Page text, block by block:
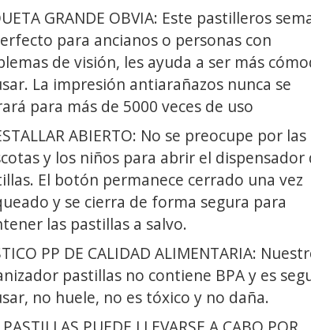
GRANDE OBVIA: Este pastilleros
para ancianos o personas con
de visión, les ayuda a ser más
La impresión antiarañazos nunca se
para más de 5000 veces de uso
ABIERTO: No se preocupe por las
y los niños para abrir el dispensador
El botón permanece cerrado una vez
y se cierra de forma segura para
las pastillas a salvo.
PP DE CALIDAD ALIMENTARIA:
pastillas no contiene BPA y es
no huele, no es tóxico y no daña.